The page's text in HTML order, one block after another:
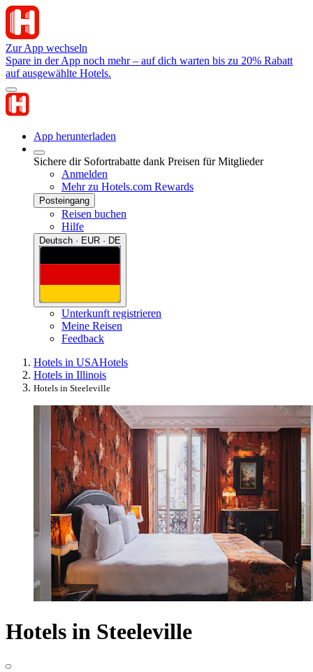
Zur App wechseln
Spare in der App noch mehr – auf dich warten bis zu 20% Rabatt
auf ausgewählte Hotels.
App herunterladen
Sichere dir Sofortrabatte dank Preisen für Mitglieder
Anmelden
Mehr zu Hotels.com Rewards
Posteingang
Reisen buchen
Hilfe
Deutsch · EUR · DE
Unterkunft registrieren
Meine Reisen
Feedback
Hotels in USAHotels
Hotels in Illinois
Hotels in Steeleville
Hotels in Steeleville